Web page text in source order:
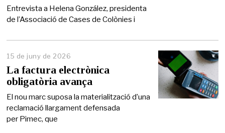
2
6
Entrevista a Helena González, presidenta
de l’Associació de Cases de Colònies i
15 de juny de 2026
d
e
u
n
La factura electrònica
obligatòria avança
El nou marc suposa la materialització d’una
reclamació llargament defensada
per Pimec, que